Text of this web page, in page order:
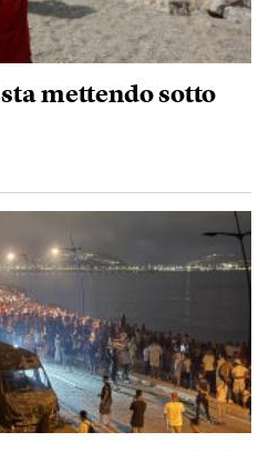
mettendo sotto